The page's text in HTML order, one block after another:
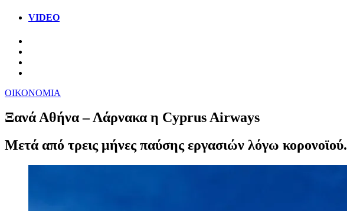
VIDEO
ΟΙΚΟΝΟΜΙΑ
Ξανά Αθήνα – Λάρνακα η Cyprus Airways
Μετά από τρεις μήνες παύσης εργασιών λόγω κορονοϊού.